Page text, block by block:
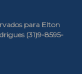
para Elton
(31)9-8595-